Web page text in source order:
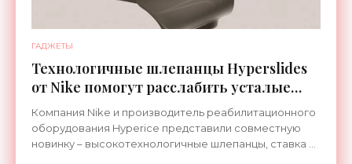
ГАДЖЕТЫ
Технологичные шлепанцы Hyperslides
от Nike помогут расслабить усталые
ноги после тренировки - «Гаджеты»
Компания Nike и производитель реабилитационного
оборудования Hyperice представили совместную
новинку – высокотехнологичные шлепанцы, ставка в